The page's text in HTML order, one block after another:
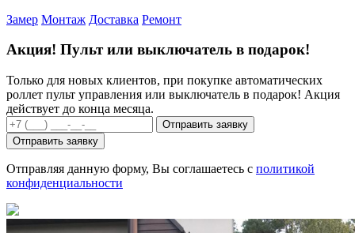
Замер Монтаж Доставка Ремонт
Акция! Пультили выключатель в подарок!
Только для новых клиентов, при покупке автоматических
роллет пульт управления или выключатель в подарок! Акция
действует до конца месяца.
Отправить заявку
Отправить заявку
Отправляя данную форму, Вы соглашаетесь с политикой
конфиденциальности